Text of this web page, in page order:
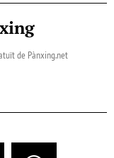
de Pànxing.net​